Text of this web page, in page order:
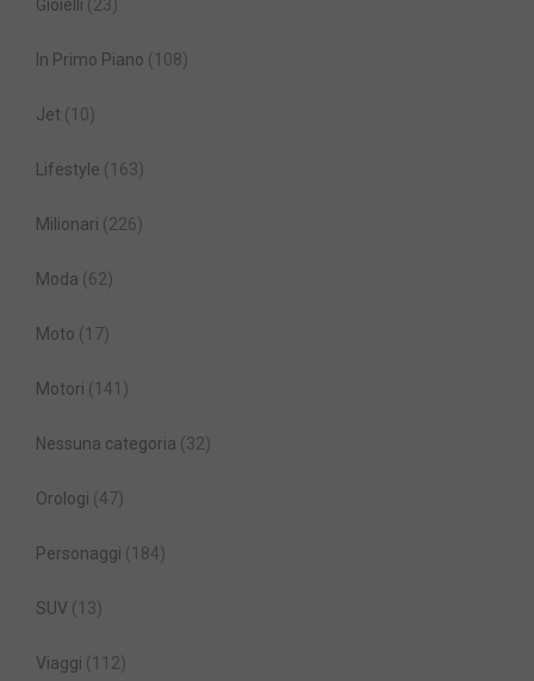
Gioielli (23)
In Primo Piano (108)
Jet (10)
Lifestyle (163)
Milionari (226)
Moda (62)
Moto (17)
Motori (141)
Nessuna categoria (32)
Orologi (47)
Personaggi (184)
SUV (13)
Viaggi (112)